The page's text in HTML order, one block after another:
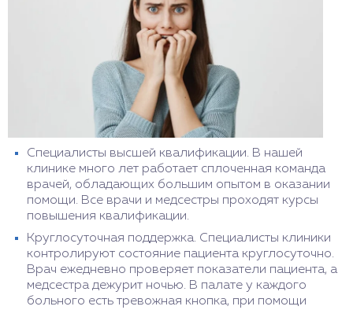
Специалисты высшей квалификации. В нашей
клинике много лет работает сплоченная команда
врачей, обладающих большим опытом в оказании
помощи. Все врачи и медсестры проходят курсы
повышения квалификации.
Круглосуточная поддержка. Специалисты клиники
контролируют состояние пациента круглосуточно.
Врач ежедневно проверяет показатели пациента, а
медсестра дежурит ночью. В палате у каждого
больного есть тревожная кнопка, при помощи